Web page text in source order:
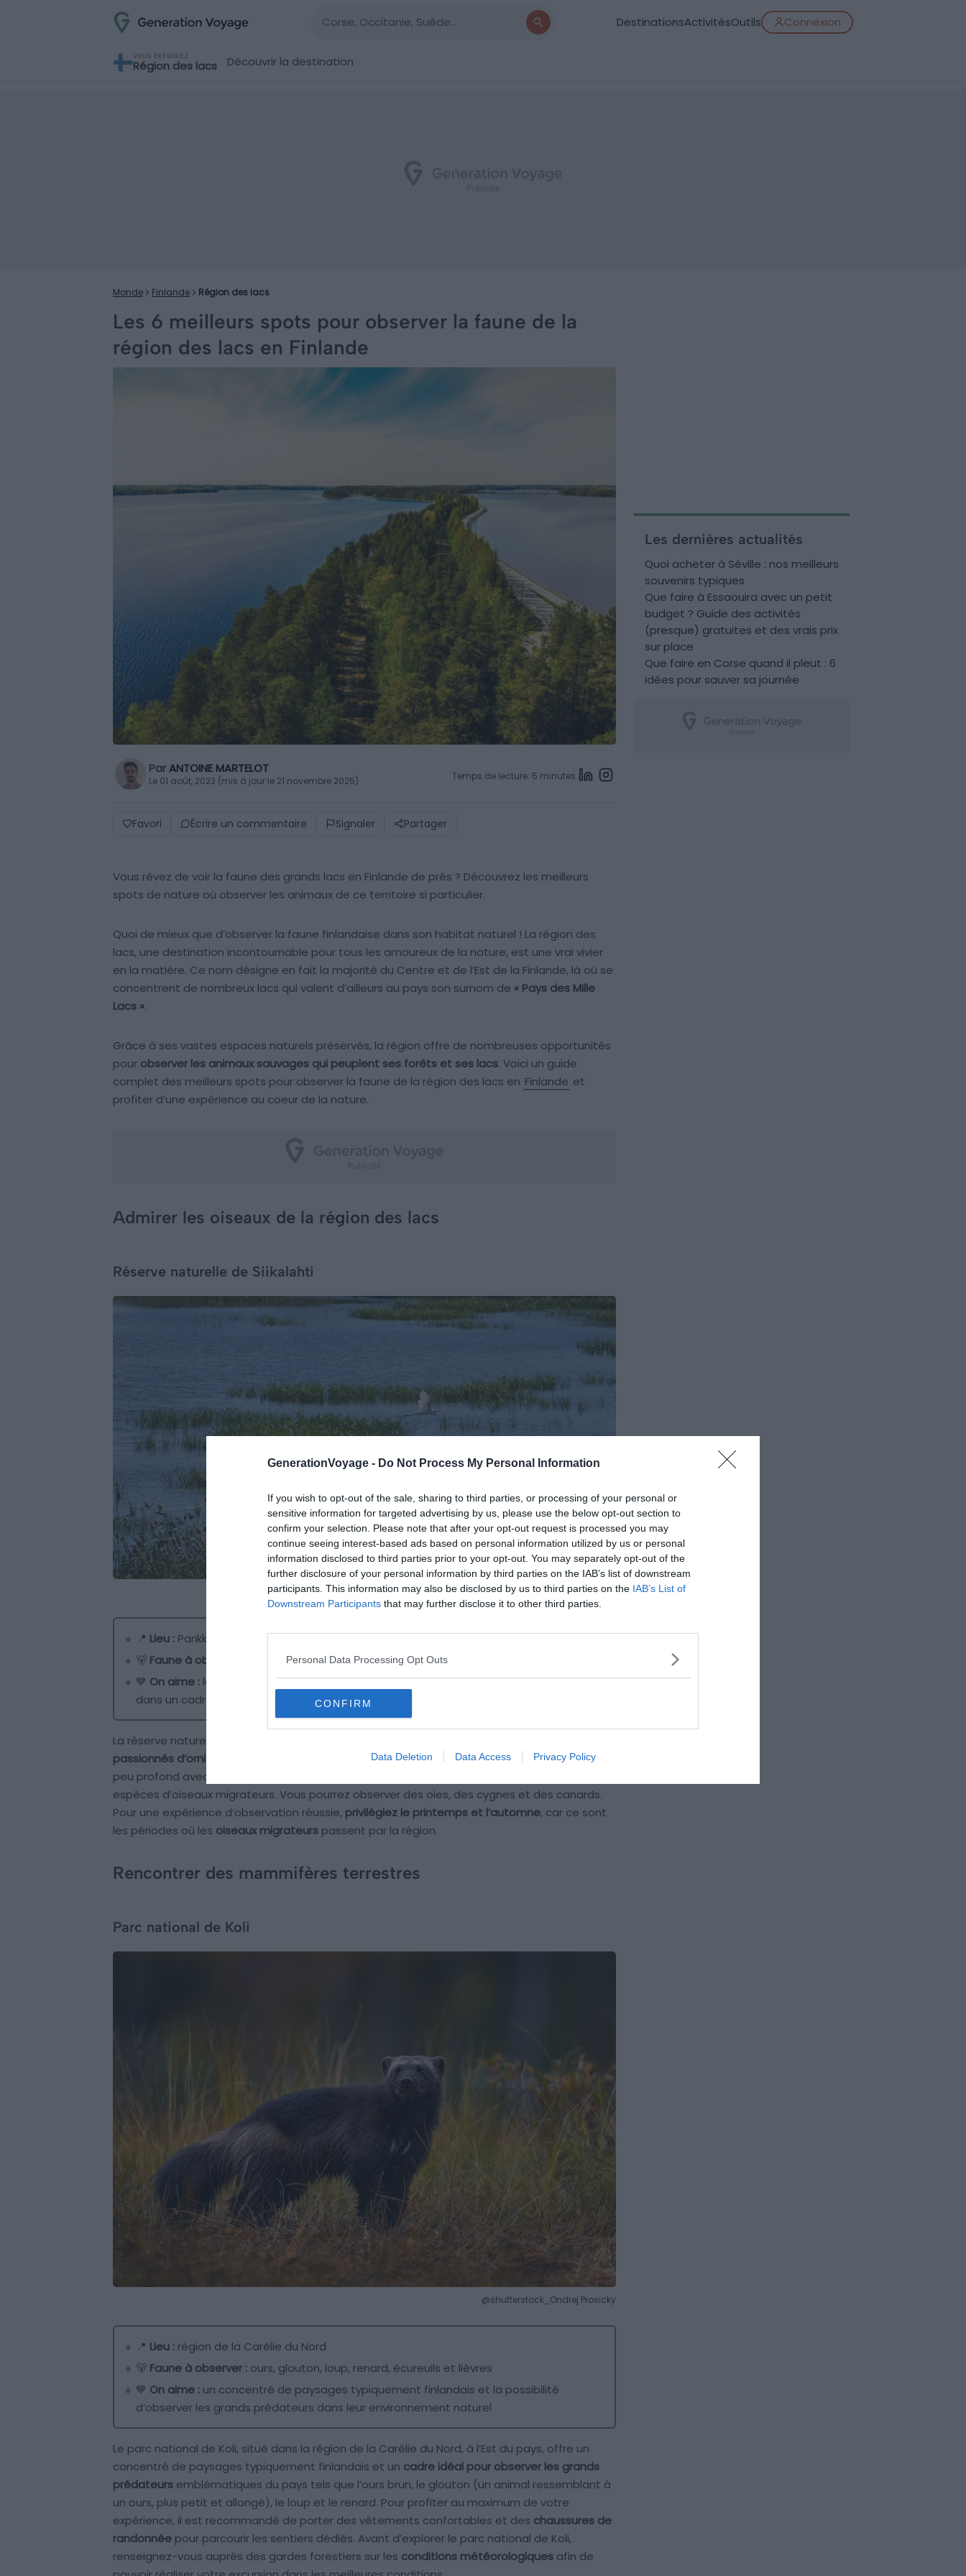
GenerationVoyage - Do Not Process My Personal Information
If you wish to opt-out of the sale, sharing to third parties, or processing of your personal or
sensitive information for targeted advertising by us, please use the below opt-out section to
confirm your selection. Please note that after your opt-out request is processed you may
continue seeing interest-based ads based on personal information utilized by us or personal
information disclosed to third parties prior to your opt-out. You may separately opt-out of the
further disclosure of your personal information by third parties on the IAB’s list of downstream
participants. This information may also be disclosed by us to third parties on the IAB’s List of
Downstream Participants that may further disclose it to other third parties.
Personal Data Processing Opt Outs
CONFIRM
Data Deletion Data Access Privacy Policy
DestinationsActivitésOutils Connexion
VOUS EXPLOREZ
Région des lacs Découvrir la destination
Monde Finlande Région des lacs
Les 6 meilleurs spots pour observer la faune de la
région des lacs en Finlande
ParANTOINE MARTELOT
Le 01 août, 2023 (mis à jour le 21 novembre 2025) Temps de lecture: 5 minutes
Favori Écrire un commentaire Signaler Partager
Vous rêvez de voir la faune des grands lacs en Finlande de près ? Découvrez les meilleurs
spots de nature où observer les animaux de ce territoire si particulier.
Quoi de mieux que d’observer la faune finlandaise dans son habitat naturel ! La région des
lacs, une destination incontournable pour tous les amoureux de la nature, est une vrai vivier
en la matière. Ce nom désigne en fait la majorité du Centre et de l’Est de la Finlande, là où se
concentrent de nombreux lacs qui valent d’ailleurs au pays son surnom de « Pays des Mille
Lacs ».
Grâce à ses vastes espaces naturels préservés, la région offre de nombreuses opportunités
pour observer les animaux sauvages qui peuplent ses forêts et ses lacs. Voici un guide
complet des meilleurs spots pour observer la faune de la région des lacs en Finlande et
profiter d’une expérience au coeur de la nature.
Admirer les oiseaux de la région des lacs
Réserve naturelle de Siikalahti
@shutterstock_ Pascal Vosicki
📍 Lieu : Parikkala
🐻 Faune à observer :
oies, cygnes, canards
💙 On aime : la possibilité d’observer de nombreuses espèces d’oiseaux migrateurs
dans un cadre naturel enchanteur
La réserve naturelle de Siikalahti à Parikkala est
passionnés d’ornithologie
. Située dans le Sud-Est du pays, cette réserve comprend un lac
peu profond avec des zones humides et des prairies où se rassemblent de nombreuses
espèces d’oiseaux migrateurs. Vous pourrez observer des oies, des cygnes et des canards.
Pour une expérience d’observation réussie, privilégiez le printemps et l’automne, car ce sont
les périodes où les oiseaux migrateurs passent par la région.
Rencontrer des mammifères terrestres
Parc national de Koli
@shutterstock_Ondrej Prosicky
📍 Lieu : région de la Carélie du Nord
🐻 Faune à observer : ours, glouton, loup, renard, écureuils et lièvres
💙 On aime : un concentré de paysages typiquement finlandais et la possibilité
d’observer les grands prédateurs dans leur environnement naturel
Le parc national de Koli, situé dans la région de la Carélie du Nord, à l’Est du pays, offre un
concentré de paysages typiquement finlandais et un cadre idéal pour observer les grands
prédateurs emblématiques du pays tels que l’ours brun, le glouton (un animal ressemblant à
un ours, plus petit et allongé), le loup et le renard. Pour profiter au maximum de votre
expérience, il est recommandé de porter des vêtements confortables et des chaussures de
randonnée pour parcourir les sentiers dédiés. Avant d’explorer le parc national de Koli,
renseignez-vous auprès des gardes forestiers sur les conditions météorologiques afin de
Les dernières actualités
Quoi acheter à Séville : nos meilleurs
souvenirs typiques
Que faire à Essaouira avec un petit
budget ? Guide des activités
(presque) gratuites et des vrais prix
sur place
Que faire en Corse quand il pleut : 6
idées pour sauver sa journée